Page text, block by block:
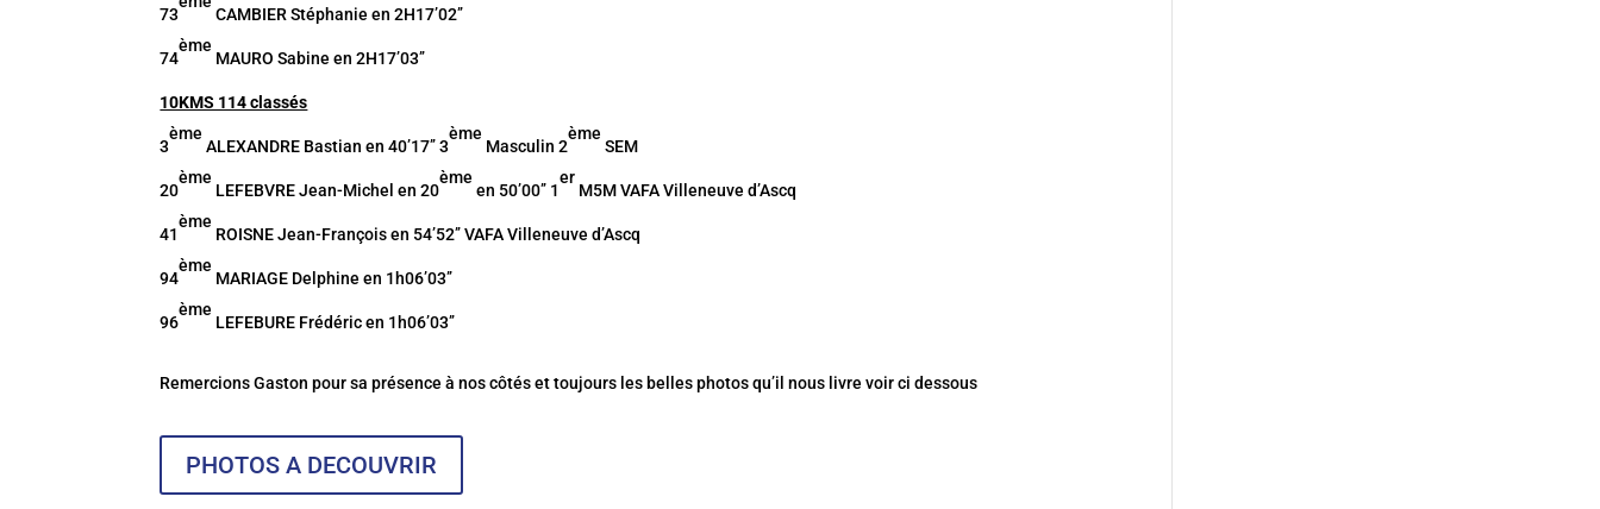
73 CAMBIER Stéphanie en 2H17’02’’
74
ème
MAURO Sabine en 2H17’03’’
10KMS 114 classés
3
ème
ALEXANDRE Bastian en 40’17’’ 3
ème
Masculin 2
ème
SEM
20
ème
LEFEBVRE Jean-Michel en 20
ème
en 50’00’’ 1
er
M5M VAFA Villeneuve d’Ascq
41
ème
ROISNE Jean-François en 54’52’’ VAFA Villeneuve d’Ascq
94
ème
MARIAGE Delphine en 1h06’03’’
96
ème
LEFEBURE Frédéric en 1h06’03’’
Remercions Gaston pour sa présence à nos côtés et toujours les belles photos qu’il nous livre voir ci dessous
PHOTOS A DECOUVRIR